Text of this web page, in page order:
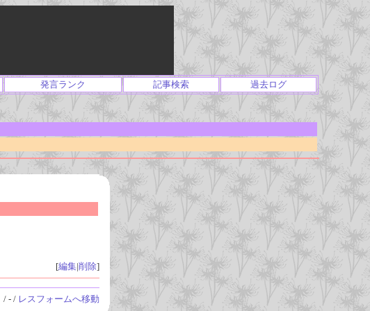
発言ランク 記事検索 過去ログ
[編集|削除]
/ - / レスフォームへ移動